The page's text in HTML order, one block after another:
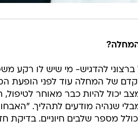
של המחלה עוד לפני הופעת
יכול להיות כבר מאוחר
שנהיה מודעים לתהליך. "האבחון
כולל מספר שלבים חיוניים.